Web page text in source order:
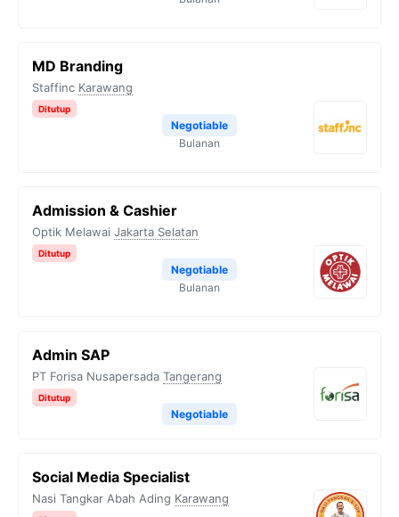
MD Branding
Staffinc Karawang
Ditutup
Negotiable
Bulanan
Admission & Cashier
Optik Melawai Jakarta Selatan
Ditutup
Negotiable
Bulanan
Admin SAP
PT Forisa Nusapersada Tangerang
Ditutup
Negotiable
Social Media Specialist
Nasi Tangkar Abah Ading Karawang